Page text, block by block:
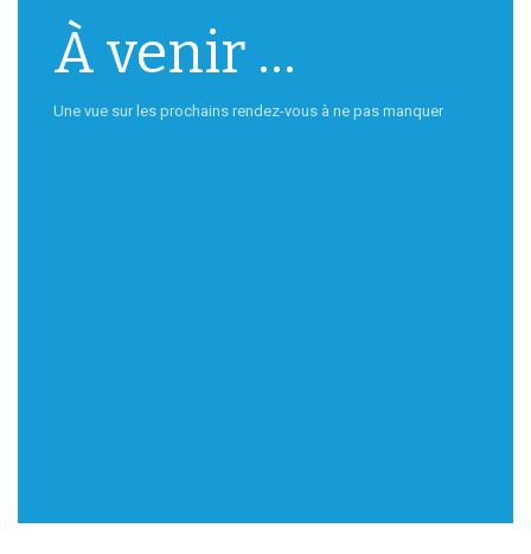
À venir ...
Une vue sur les prochains rendez-vous à ne pas manquer